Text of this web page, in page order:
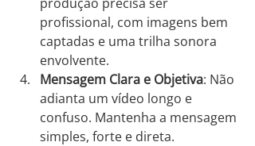
profissional, com imagens bem
captadas e uma trilha sonora
envolvente.
Mensagem Clara e Objetiva: Não
adianta um vídeo longo e
confuso. Mantenha a mensagem
simples, forte e direta.